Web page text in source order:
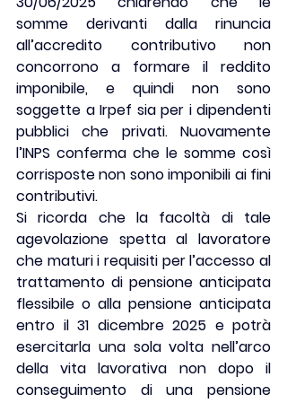
somme derivanti dalla
rinuncia
all’accredito contributivo non
concorrono
a formare il reddito
imponibile, e quindi non sono
soggette a Irpef sia per i dipendenti
pubblici che privati. Nuovamente
l’INPS conferma che le somme così
corrisposte non sono imponibili ai fini
contributivi.
Si ricorda che la facoltà di tale
agevolazione spetta al lavoratore
che maturi i requisiti per l’accesso al
trattamento di pensione anticipata
flessibile o alla pensione anticipata
entro il 31 dicembre 2025 e potrà
esercitarla una sola volta nell’arco
della vita lavorativa non dopo il
conseguimento di una pensione